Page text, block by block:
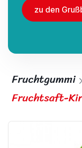
zu den
Fruchtgummi
Fruchtsaft-